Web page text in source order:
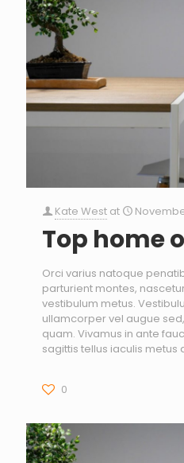
Kate West at
Top home
Orci varius natoque
parturient montes,
vestibulum metus.
ullamcorper vel augue
quam. Vivamus in ante
sagittis tellus iaculis metus
0